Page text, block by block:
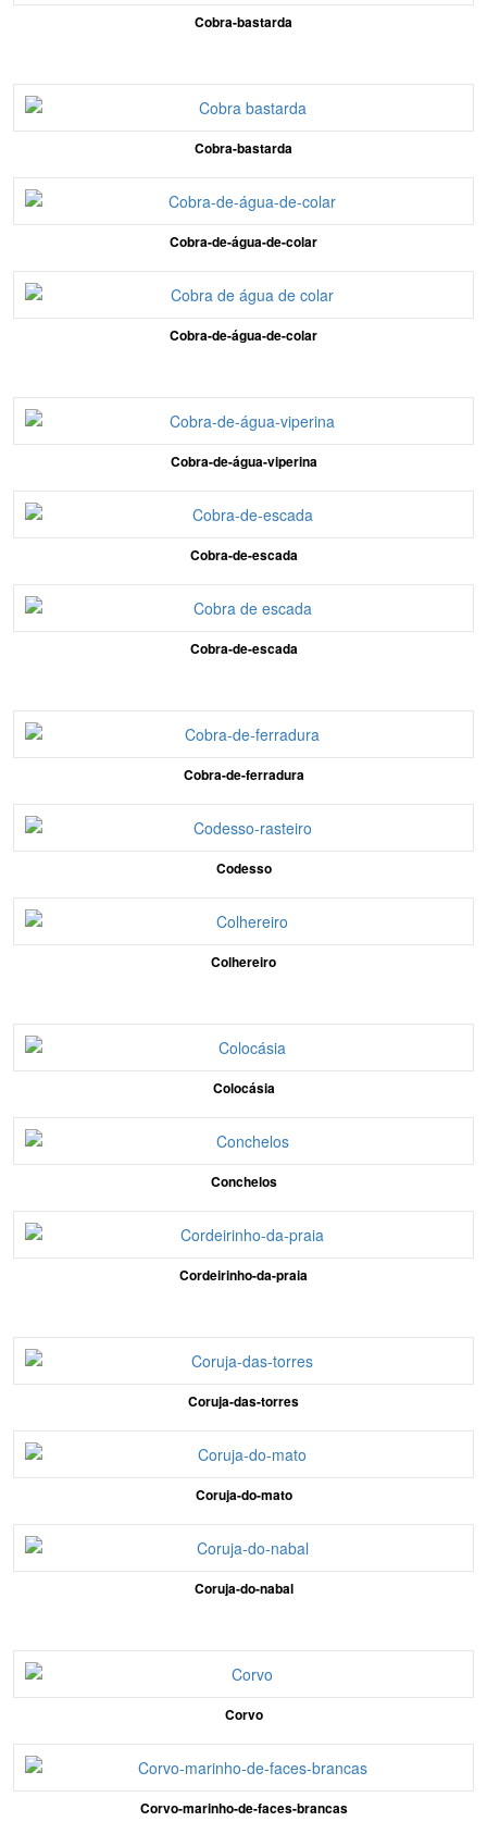
Cobra-bastarda
Cobra-bastarda
Cobra-de-água-de-colar
Cobra-de-água-de-colar
Cobra-de-água-viperina
Cobra-de-escada
Cobra-de-escada
Cobra-de-ferradura
Codesso
Colhereiro
Colocásia
Conchelos
Cordeirinho-da-praia
Coruja-das-torres
Coruja-do-mato
Coruja-do-nabal
Corvo
Corvo-marinho-de-faces-brancas